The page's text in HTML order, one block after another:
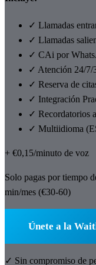
✓ Llamadas
✓ Llamadas
✓ CAi por
✓ Atención 24/7/
✓ Reserva de
✓ Integración
✓ Recordatorios
✓ Multiidioma
+ €0,15/minuto de voz
Solo pagas por tiempo
min/mes (€30-60)
Únete a la
✓ Sin compromiso de